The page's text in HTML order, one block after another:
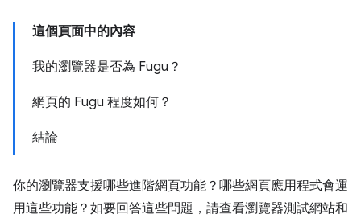
這個頁面中的內容
我的瀏覽器是否為 Fugu？
網頁的 Fugu 程度如何？
結論
你的瀏覽器支援哪些進階網頁功能？哪些網頁應用程式會運
用這些功能？如要回答這些問題，請查看瀏覽器測試網站和